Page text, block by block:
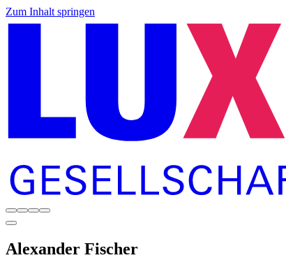
Zum Inhalt springen
Alexander Fischer